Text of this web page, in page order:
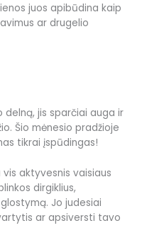
juos apibūdina kaip
ar drugelio
jis sparčiai auga ir
Šio mėnesio pradžioje
tikrai įspūdingas!
aktyvesnis vaisiaus
dirgiklius,
Jo judesiai
ar apsiversti tavo